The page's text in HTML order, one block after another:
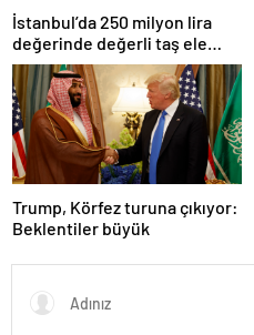
İstanbul’da 250 milyon lira
değerinde değerli taş ele
geçirildi
Trump, Körfez turuna çıkıyor:
Beklentiler büyük